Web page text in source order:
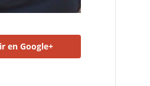
en Google+